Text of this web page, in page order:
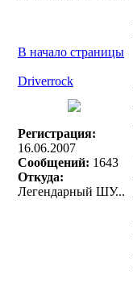
В начало страницы
Driverrock
Регистрация:
16.06.2007
Сообщений: 1643
Откуда:
Легендарный ШУ...